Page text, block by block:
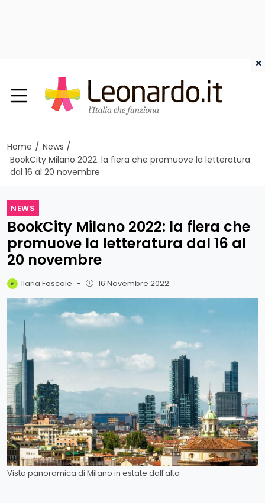
Home / News /
BookCity Milano 2022: la fiera che promuove la letteratura
dal 16 al 20 novembre
NEWS
BookCity Milano 2022: la fiera che
promuove la letteratura dal 16 al
20 novembre
Ilaria Foscale - 16 Novembre 2022
Vista panoramica di Milano in estate dall'alto
×